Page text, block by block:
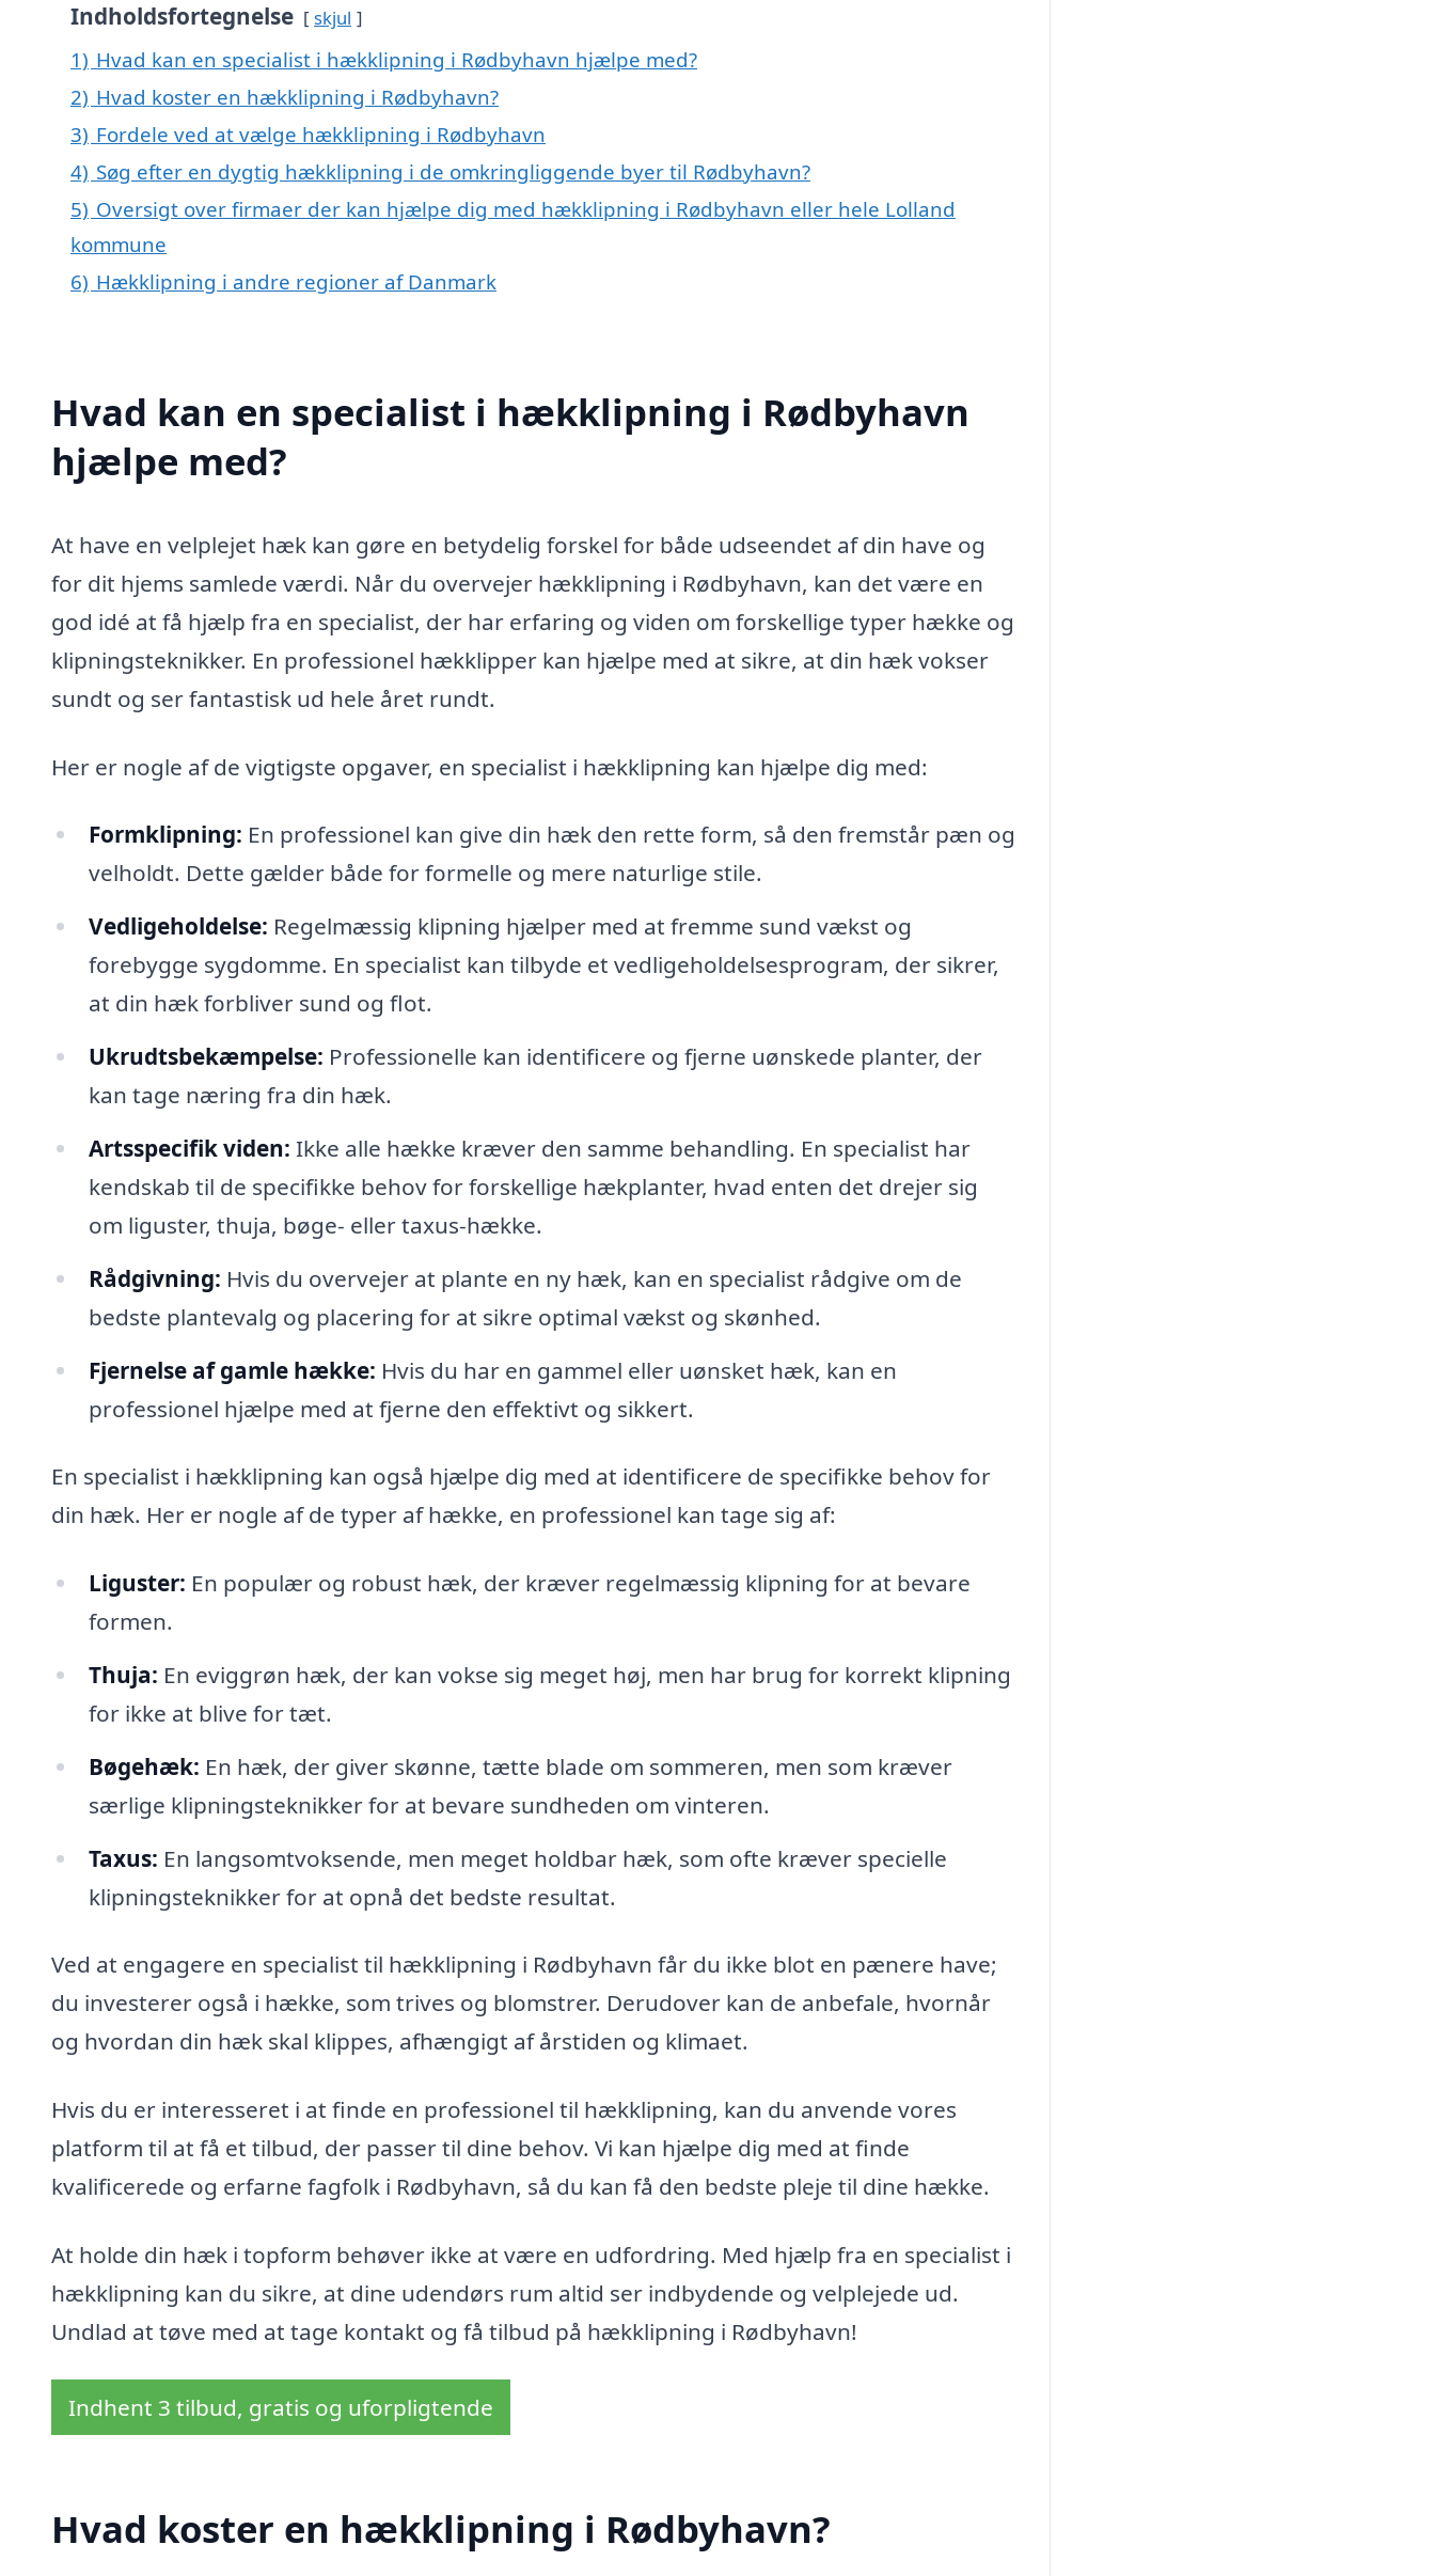
Indholdsfortegnelse skjul
1) Hvad kan en specialist i hækklipning i Rødbyhavn hjælpe med?
2) Hvad koster en hækklipning i Rødbyhavn?
3) Fordele ved at vælge hækklipning i Rødbyhavn
4) Søg efter en dygtig hækklipning i de omkringliggende byer til Rødbyhavn?
5) Oversigt over firmaer der kan hjælpe dig med hækklipning i Rødbyhavn eller hele Lolland
kommune
6) Hækklipning i andre regioner af Danmark
Hvad kan en specialist i hækklipning i Rødbyhavn
hjælpe med?
At have en velplejet hæk kan gøre en betydelig forskel for både udseendet af din have og
for dit hjems samlede værdi. Når du overvejer hækklipning i Rødbyhavn, kan det være en
god idé at få hjælp fra en specialist, der har erfaring og viden om forskellige typer hække og
klipningsteknikker. En professionel hækklipper kan hjælpe med at sikre, at din hæk vokser
sundt og ser fantastisk ud hele året rundt.
Her er nogle af de vigtigste opgaver, en specialist i hækklipning kan hjælpe dig med:
Formklipning: En professionel kan give din hæk den rette form, så den fremstår pæn og
velholdt. Dette gælder både for formelle og mere naturlige stile.
Vedligeholdelse: Regelmæssig klipning hjælper med at fremme sund vækst og
forebygge sygdomme. En specialist kan tilbyde et vedligeholdelsesprogram, der sikrer,
at din hæk forbliver sund og flot.
Ukrudtsbekæmpelse: Professionelle kan identificere og fjerne uønskede planter, der
kan tage næring fra din hæk.
Artsspecifik viden: Ikke alle hække kræver den samme behandling. En specialist har
kendskab til de specifikke behov for forskellige hækplanter, hvad enten det drejer sig
om liguster, thuja, bøge- eller taxus-hække.
Rådgivning: Hvis du overvejer at plante en ny hæk, kan en specialist rådgive om de
bedste plantevalg og placering for at sikre optimal vækst og skønhed.
Fjernelse af gamle hække: Hvis du har en gammel eller uønsket hæk, kan en
professionel hjælpe med at fjerne den effektivt og sikkert.
En specialist i hækklipning kan også hjælpe dig med at identificere de specifikke behov for
din hæk. Her er nogle af de typer af hække, en professionel kan tage sig af:
Liguster: En populær og robust hæk, der kræver regelmæssig klipning for at bevare
formen.
Thuja: En eviggrøn hæk, der kan vokse sig meget høj, men har brug for korrekt klipning
for ikke at blive for tæt.
Bøgehæk: En hæk, der giver skønne, tætte blade om sommeren, men som kræver
særlige klipningsteknikker for at bevare sundheden om vinteren.
Taxus: En langsomtvoksende, men meget holdbar hæk, som ofte kræver specielle
klipningsteknikker for at opnå det bedste resultat.
Ved at engagere en specialist til hækklipning i Rødbyhavn får du ikke blot en pænere have;
du investerer også i hække, som trives og blomstrer. Derudover kan de anbefale, hvornår
og hvordan din hæk skal klippes, afhængigt af årstiden og klimaet.
Hvis du er interesseret i at finde en professionel til hækklipning, kan du anvende vores
platform til at få et tilbud, der passer til dine behov. Vi kan hjælpe dig med at finde
kvalificerede og erfarne fagfolk i Rødbyhavn, så du kan få den bedste pleje til dine hække.
At holde din hæk i topform behøver ikke at være en udfordring. Med hjælp fra en specialist i
hækklipning kan du sikre, at dine udendørs rum altid ser indbydende og velplejede ud.
Undlad at tøve med at tage kontakt og få tilbud på hækklipning i Rødbyhavn!
Indhent 3 tilbud, gratis og uforpligtende
Hvad koster en hækklipning i Rødbyhavn?